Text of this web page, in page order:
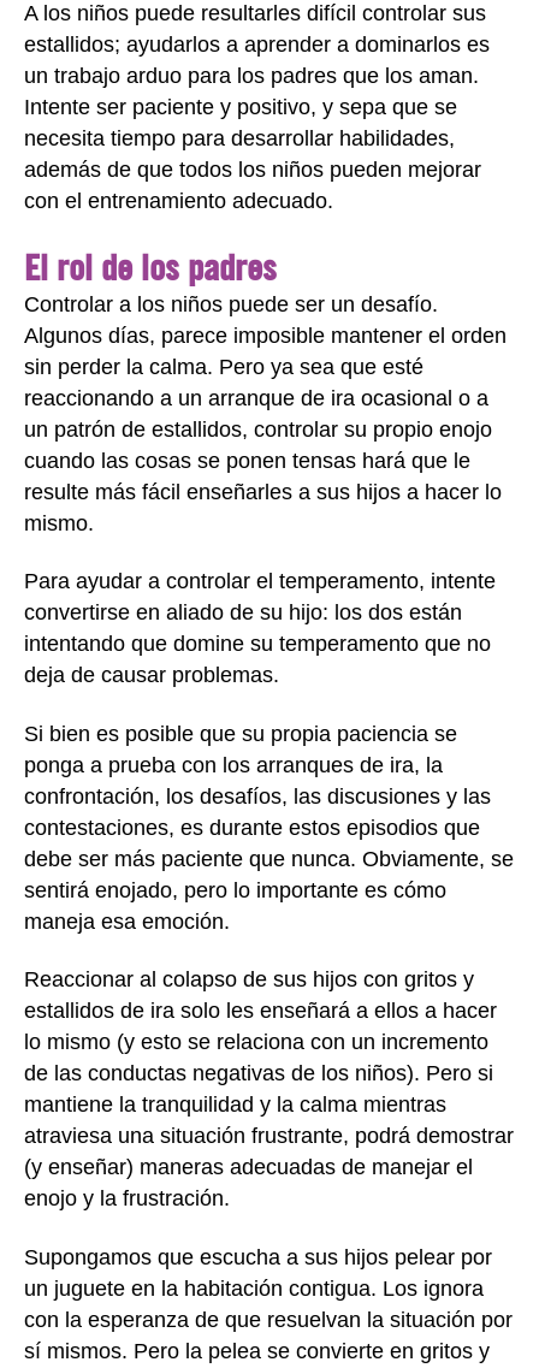
A los niños puede resultarles difícil controlar sus
estallidos; ayudarlos a aprender a dominarlos es
un trabajo arduo para los padres que los aman.
Intente ser paciente y positivo, y sepa que se
necesita tiempo para desarrollar habilidades,
además de que todos los niños pueden mejorar
con el entrenamiento adecuado.
El rol de los padres
Controlar a los niños puede ser un desafío.
Algunos días, parece imposible mantener el orden
sin perder la calma. Pero ya sea que esté
reaccionando a un arranque de ira ocasional o a
un patrón de estallidos, controlar su propio enojo
cuando las cosas se ponen tensas hará que le
resulte más fácil enseñarles a sus hijos a hacer lo
mismo.
Para ayudar a controlar el temperamento, intente
convertirse en aliado de su hijo: los dos están
intentando que domine su temperamento que no
deja de causar problemas.
Si bien es posible que su propia paciencia se
ponga a prueba con los arranques de ira, la
confrontación, los desafíos, las discusiones y las
contestaciones, es durante estos episodios que
debe ser más paciente que nunca. Obviamente, se
sentirá enojado, pero lo importante es cómo
maneja esa emoción.
Reaccionar al colapso de sus hijos con gritos y
estallidos de ira solo les enseñará a ellos a hacer
lo mismo (y esto se relaciona con un incremento
de las conductas negativas de los niños). Pero si
mantiene la tranquilidad y la calma mientras
atraviesa una situación frustrante, podrá demostrar
(y enseñar) maneras adecuadas de manejar el
enojo y la frustración.
Supongamos que escucha a sus hijos pelear por
un juguete en la habitación contigua. Los ignora
con la esperanza de que resuelvan la situación por
sí mismos. Pero la pelea se convierte en gritos y